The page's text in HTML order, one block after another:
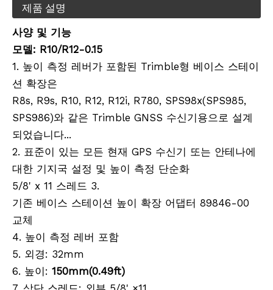
제품 설명
사양 및 기능
모델: R10/R12-0.15
1. 높이 측정 레버가 포함된 Trimble형 베이스 스테이
션 확장은
R8s, R9s, R10, R12, R12i, R780, SPS98x(SPS985,
SPS986)와 같은 Trimble GNSS 수신기용으로 설계
되었습니다...
2. 표준이 있는 모든 현재 GPS 수신기 또는 안테나에
대한 기지국 설정 및 높이 측정 단순화
5/8' x 11 스레드 3.
기존 베이스 스테이션 높이 확장 어댑터 89846-00
교체
4. 높이 측정 레버 포함
5. 외경: 32mm
6. 높이: 150mm(0.49ft)